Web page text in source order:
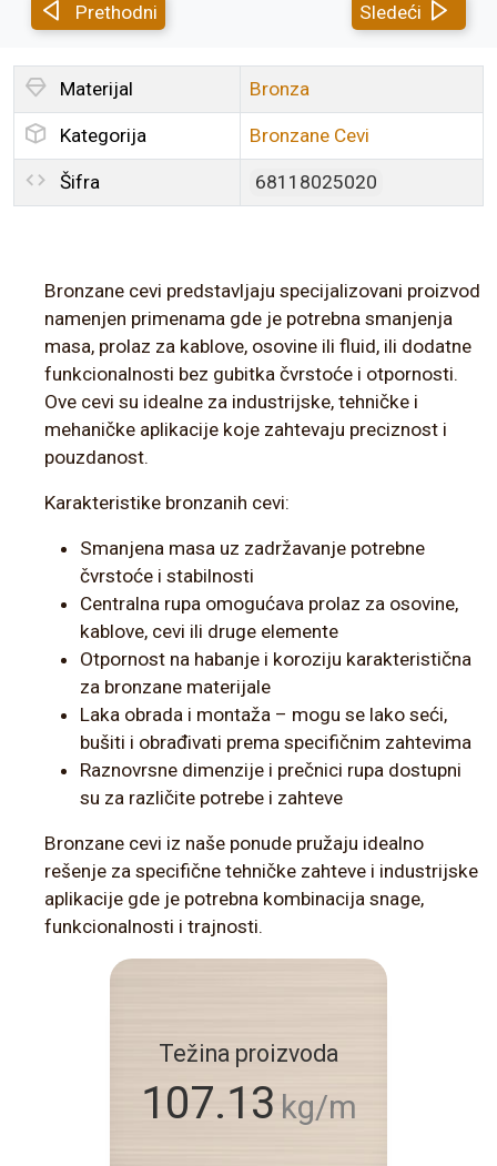
Prethodni Sledeći
Materijal Bronza
Kategorija Bronzane Cevi
Šifra 68118025020
Bronzane cevi predstavljaju specijalizovani proizvod
namenjen primenama gde je potrebna smanjenja
masa, prolaz za kablove, osovine ili fluid, ili dodatne
funkcionalnosti bez gubitka čvrstoće i otpornosti.
Ove cevi su idealne za industrijske, tehničke i
mehaničke aplikacije koje zahtevaju preciznost i
pouzdanost.
Karakteristike bronzanih cevi:
Smanjena masa uz zadržavanje potrebne
čvrstoće i stabilnosti
Centralna rupa omogućava prolaz za osovine,
kablove, cevi ili druge elemente
Otpornost na habanje i koroziju karakteristična
za bronzane materijale
Laka obrada i montaža – mogu se lako seći,
bušiti i obrađivati prema specifičnim zahtevima
Raznovrsne dimenzije i prečnici rupa dostupni
su za različite potrebe i zahteve
Bronzane cevi iz naše ponude pružaju idealno
rešenje za specifične tehničke zahteve i industrijske
aplikacije gde je potrebna kombinacija snage,
funkcionalnosti i trajnosti.
Težina proizvoda
107.13 kg/m